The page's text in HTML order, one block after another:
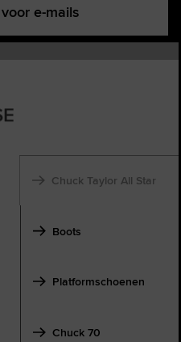
e-mails
Chuck Taylor All Star
Boots
Platformschoenen
Chuck 70